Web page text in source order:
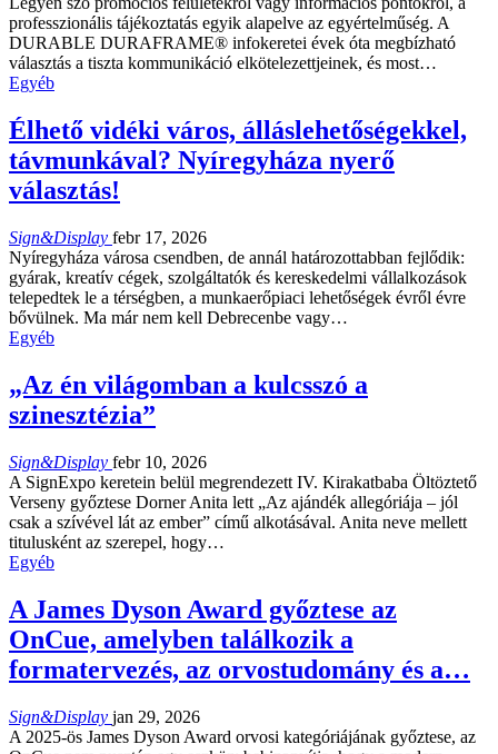
professzionális tájékoztatás egyik alapelve az egyértelműség. A
DURABLE DURAFRAME® infokeretei évek óta megbízható
választás a tiszta kommunikáció elkötelezettjeinek, és most…
Egyéb
Élhető vidéki város, álláslehetőségekkel,
távmunkával? Nyíregyháza nyerő
választás!
Sign&Display febr 17, 2026
Nyíregyháza városa csendben, de annál határozottabban fejlődik:
gyárak, kreatív cégek, szolgáltatók és kereskedelmi vállalkozások
telepedtek le a térségben, a munkaerőpiaci lehetőségek évről évre
bővülnek. Ma már nem kell Debrecenbe vagy…
Egyéb
„Az én világomban a kulcsszó a
szinesztézia”
Sign&Display febr 10, 2026
A SignExpo keretein belül megrendezett IV. Kirakatbaba Öltöztető
Verseny győztese Dorner Anita lett „Az ajándék allegóriája – jól
csak a szívével lát az ember” című alkotásával. Anita neve mellett
titulusként az szerepel, hogy…
Egyéb
A James Dyson Award győztese az
OnCue, amelyben találkozik a
formatervezés, az orvostudomány és a…
Sign&Display jan 29, 2026
A 2025-ös James Dyson Award orvosi kategóriájának győztese, az